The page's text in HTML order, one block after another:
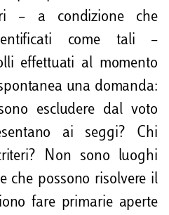
– a condizione che
come tali –
effettuati al momento
una domanda:
escludere dal voto
ai seggi? Chi
Non sono luoghi
che possono risolvere il
fare primarie aperte